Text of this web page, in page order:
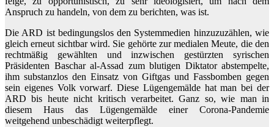
Anspruch zu handeln, von dem zu berichten, was ist.
Die ARD ist bedingungslos den Systemmedien hinzuzuzählen, wie
gleich erneut sichtbar wird. Sie gehörte zur medialen Meute, die den
rechtmäßig gewählten und inzwischen gestürzten syrischen
Präsidenten Baschar al-Assad zum blutigen Diktator abstempelte,
ihm substanzlos den Einsatz von Giftgas und Fassbomben gegen
sein eigenes Volk vorwarf. Diese Lügengemälde hat man bei der
ARD bis heute nicht kritisch verarbeitet. Ganz so, wie man in
diesem Haus das Lügengemälde einer Corona-Pandemie
weitgehend unbeschädigt weiterpflegt.